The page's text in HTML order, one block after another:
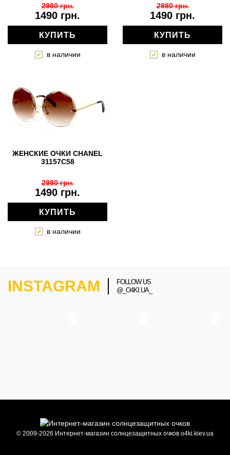
1490 грн.
2980 грн.
КУПИТЬ
в наличии
1490 грн.
2980 грн.
КУПИТЬ
в наличии
ЖЕНСКИЕ ОЧКИ CHANEL
31157C58
1490 грн.
2980 грн.
КУПИТЬ
в наличии
INSTAGRAM
FOLLOW US
@_O4KI.UA_
© 2009-2026 Интернет-магазин солнцезащитных очков o4ki.kiev.ua